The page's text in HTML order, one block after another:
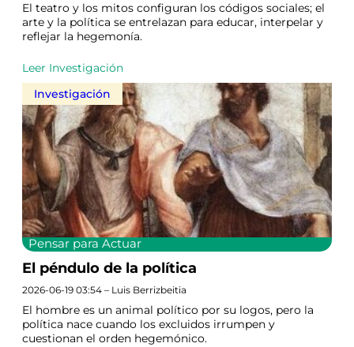
El teatro y los mitos configuran los códigos sociales; el
arte y la política se entrelazan para educar, interpelar y
reflejar la hegemonía.
Leer Investigación
Investigación
Pensar para Actuar
El péndulo de la política
2026-06-19 03:54 – Luis Berrizbeitia
El hombre es un animal político por su logos, pero la
política nace cuando los excluidos irrumpen y
cuestionan el orden hegemónico.